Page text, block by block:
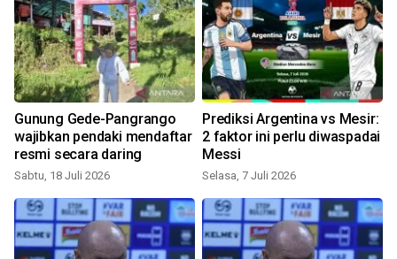
Gunung Gede-Pangrango
wajibkan pendaki mendaftar
resmi secara daring
Sabtu, 18 Juli 2026
Prediksi Argentina vs Mesir:
2 faktor ini perlu diwaspadai
Messi
Selasa, 7 Juli 2026